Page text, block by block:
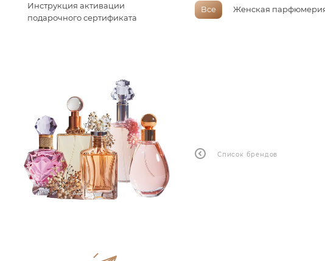
Все Женская
Список брендов
Инструкция активации
подарочного сертификата